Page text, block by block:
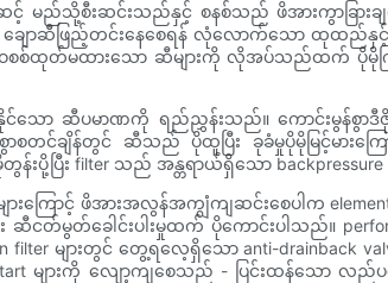
မည်သို့စီးဆင်းသည်နှင့် စနစ်သည် ဖိအားကွာခြား
ာ ချောဆီဖြည့်တင်းနေစေရန် လုံလောက်သော ထုထည်
စ်ထုတ်မထားသော ဆီများကို လိုအပ်သည်ထက် ပိုမိုကြ
င်သော ဆီပမာဏကို ရည်ညွှန်းသည်။ ကောင်းမွန်စွ
စတင်ချိန်တွင် ဆီသည် ပိုထူပြီး ခုခံမှုပိုမိုမြင့်မား
ပို့ပြီး filter သည် အန္တရာယ်ရှိသော
ျားကြောင့် ဖိအားအလွန်အကျွံကျဆင်းစေပါက
ေါင်းပါးမှုထက် ပိုကောင်းပါသည်။
များတွင် တွေ့ရလေ့ရှိသော anti-drainback
များကို လျော့ကျစေသည် - ပြင်းထန်သော လ